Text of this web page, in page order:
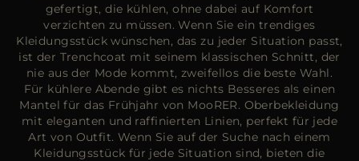
gefertigt, die kühlen, ohne dabei auf Komfort
verzichten zu müssen. Wenn Sie ein trendiges
Kleidungsstück wünschen, das zu jeder Situation passt,
ist der Trenchcoat mit seinem klassischen Schnitt, der
nie aus der Mode kommt, zweifellos die beste Wahl.
Für kühlere Abende gibt es nichts Besseres als einen
Mantel für das Frühjahr von MooRER. Oberbekleidung
mit eleganten und raffinierten Linien, perfekt für jede
Art von Outfit. Wenn Sie auf der Suche nach einem
Kleidungsstück für jede Situation sind, bieten die